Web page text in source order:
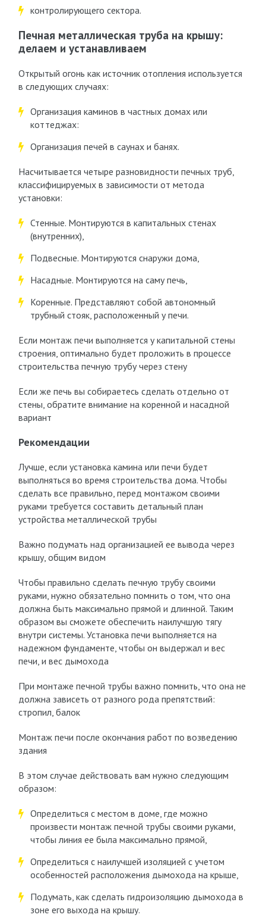
контролирующего сектора.
Печная металлическая труба на крышу:
делаем и устанавливаем
Открытый огонь как источник отопления используется
в следующих случаях:
Организация каминов в частных домах или
коттеджах:
Организация печей в саунах и банях.
Насчитывается четыре разновидности печных труб,
классифицируемых в зависимости от метода
установки:
Стенные. Монтируются в капитальных стенах
(внутренних),
Подвесные. Монтируются снаружи дома,
Насадные. Монтируются на саму печь,
Коренные. Представляют собой автономный
трубный стояк, расположенный у печи.
Если монтаж печи выполняется у капитальной стены
строения, оптимально будет проложить в процессе
строительства печную трубу через стену
Если же печь вы собираетесь сделать отдельно от
стены, обратите внимание на коренной и насадной
вариант
Рекомендации
Лучше, если установка камина или печи будет
выполняться во время строительства дома. Чтобы
сделать все правильно, перед монтажом своими
руками требуется составить детальный план
устройства металлической трубы
Важно подумать над организацией ее вывода через
крышу, общим видом
Чтобы правильно сделать печную трубу своими
руками, нужно обязательно помнить о том, что она
должна быть максимально прямой и длинной. Таким
образом вы сможете обеспечить наилучшую тягу
внутри системы. Установка печи выполняется на
надежном фундаменте, чтобы он выдержал и вес
печи, и вес дымохода
При монтаже печной трубы важно помнить, что она не
должна зависеть от разного рода препятствий:
стропил, балок
Монтаж печи после окончания работ по возведению
здания
В этом случае действовать вам нужно следующим
образом:
Определиться с местом в доме, где можно
произвести монтаж печной трубы своими руками,
чтобы линия ее была максимально прямой,
Определиться с наилучшей изоляцией с учетом
особенностей расположения дымохода на крыше,
Подумать, как сделать гидроизоляцию дымохода в
зоне его выхода на крышу.